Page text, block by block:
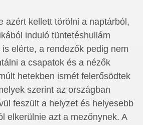
azért kellett törölni a naptárból,
induló tüntetéshullám
elérte, a rendezők pedig nem
a csapatok és a nézők
hetekben ismét felerősödtek
szerint az országban
feszült a helyzet és helyesebb
elkerülnie azt a mezőnynek. A